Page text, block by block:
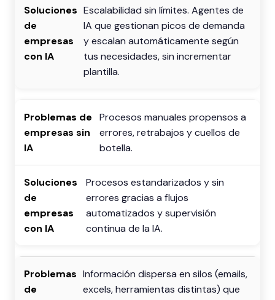
Escalabilidad sin límites. Agentes de
IA que gestionan picos de demanda
y escalan automáticamente según
tus necesidades, sin incrementar
plantilla.
Procesos manuales propensos a
errores, retrabajos y cuellos de
botella.
Procesos estandarizados y sin
errores gracias a flujos
automatizados y supervisión
continua de la IA.
Información dispersa en silos (emails,
excels, herramientas distintas) que